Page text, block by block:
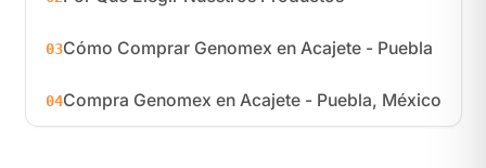
03Cómo Comprar Genomex en Acajete - Puebla
04Compra Genomex en Acajete - Puebla, México